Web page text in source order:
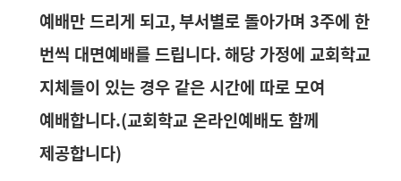
예배만 드리게 되고,부서별로 돌아가며3주에 한
번씩 대면예배를 드립니다.해당 가정에 교회학교
지체들이 있는 경우 같은 시간에 따로 모여
예배합니다.(교회학교 온라인예배도 함께
제공합니다)